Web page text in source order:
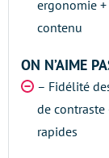
ergonomie
contenu
ON N’AIME
– Fidélité
de
rapides